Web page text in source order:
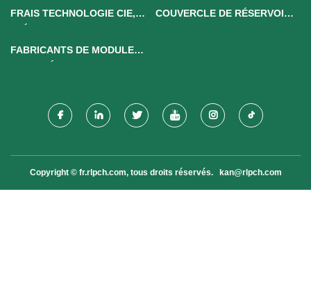
FRAIS TECHNOLOGIE CIE,
COUVERCLE DE RÉSERVOIR
FABRICANTS DE MODULES
Copyright © fr.rlpch.com, tous droits réservés. kan@rlpch.com